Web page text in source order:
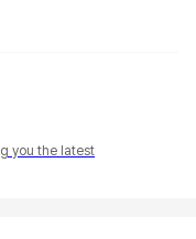
you the latest